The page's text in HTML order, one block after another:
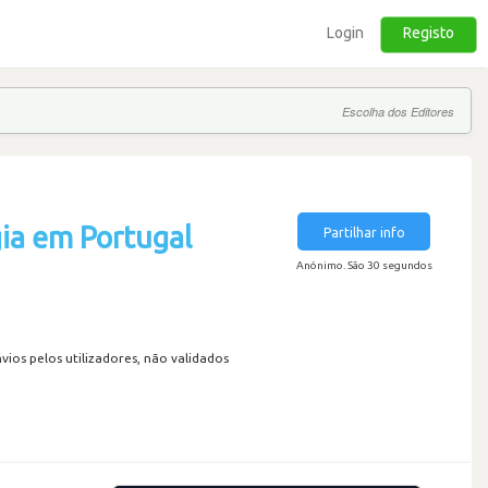
Login Registo
Escolha dos Editores
em Portugal
pelos utilizadores, não validados
Partilhar info
Anónimo. São 30 segundos